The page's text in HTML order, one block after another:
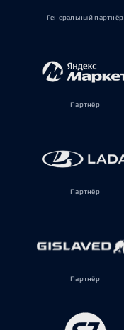
Генеральный партнёр
Партнёр
Партнёр
Партнёр